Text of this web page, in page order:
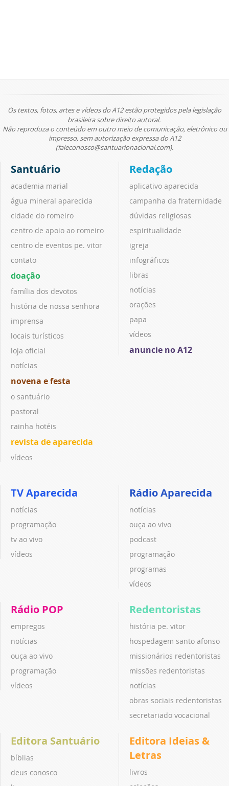
Os textos, fotos, artes e vídeos do A12 estão protegidos pela legislação
brasileira sobre direito autoral.
Não reproduza o conteúdo em outro meio de comunicação, eletrônico ou
impresso, sem autorização expressa do A12
(faleconosco@santuarionacional.com).
Santuário
academia marial
água mineral aparecida
cidade do romeiro
centro de apoio ao romeiro
centro de eventos pe. vitor
contato
doação
família dos devotos
história de nossa senhora
imprensa
locais turísticos
loja oficial
notícias
novena e festa
o santuário
pastoral
rainha hotéis
revista de aparecida
vídeos
Redação
aplicativo aparecida
campanha da fraternidade
dúvidas religiosas
espiritualidade
igreja
infográficos
libras
notícias
orações
papa
vídeos
anuncie no A12
TV Aparecida
notícias
programação
tv ao vivo
vídeos
Rádio Aparecida
notícias
ouça ao vivo
podcast
programação
programas
vídeos
Rádio POP
empregos
notícias
ouça ao vivo
programação
vídeos
Redentoristas
história pe. vitor
hospedagem santo afonso
missionários redentoristas
missões redentoristas
notícias
obras sociais redentoristas
secretariado vocacional
Editora Santuário
bíblias
deus conosco
Editora Ideias &
Letras
livros